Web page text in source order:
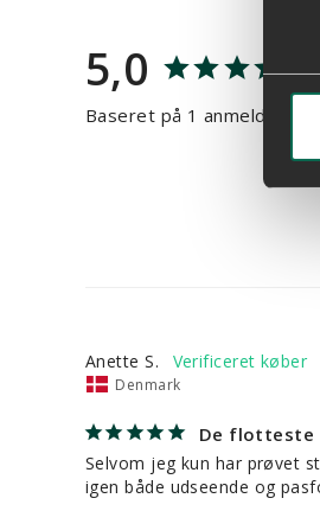
5,0
Baseret på 1 anmeldelser
Anette S.
Denmark
De flotteste
Selvom jeg kun har prøvet
igen både udseende og